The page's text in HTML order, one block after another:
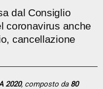
dal Consiglio
coronavirus anche
cancellazione
2020, composto da 80